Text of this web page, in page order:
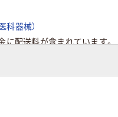
科器械）
に配送料が含まれています。